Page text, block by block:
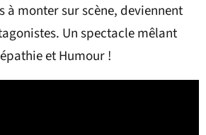
à monter sur scène, deviennent
Un spectacle mêlant
et Humour !